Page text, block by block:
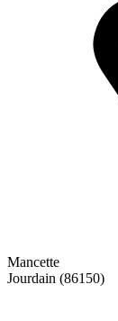
Mancette
Jourdain (86150)